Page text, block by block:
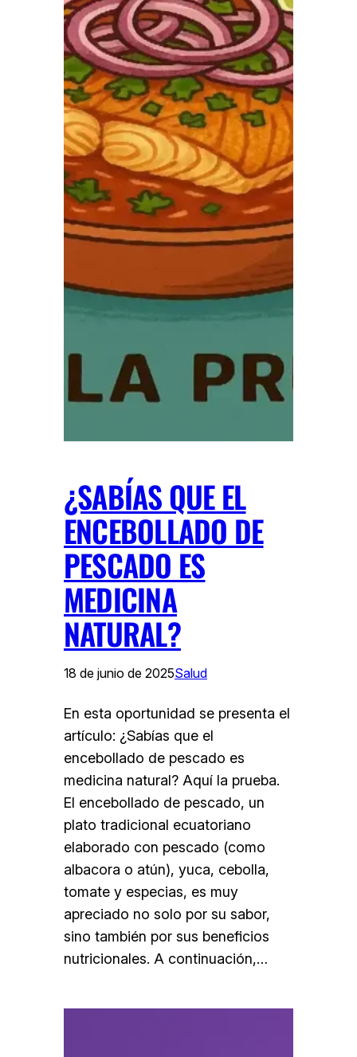
¿SABÍAS QUE EL
ENCEBOLLADO DE
PESCADO ES
MEDICINA
NATURAL?
18 de junio de 2025Salud
En esta oportunidad se presenta el
artículo: ¿Sabías que el
encebollado de pescado es
medicina natural? Aquí la prueba.
El encebollado de pescado, un
plato tradicional ecuatoriano
elaborado con pescado (como
albacora o atún), yuca, cebolla,
tomate y especias, es muy
apreciado no solo por su sabor,
sino también por sus beneficios
nutricionales. A continuación,…